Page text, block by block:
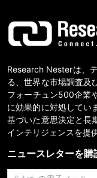
Research Nesterは、
る、世界な市場調査及
フォーチュン500企業
に効果的に対処してい
基づいた意思決定と長
インテリジェンスを提
ニュースレターを購